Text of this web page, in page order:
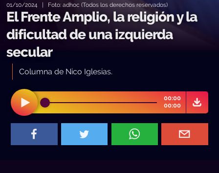
01/10/2024 | Foto: adhoc (Todos los derechos reservados)
El Frente Amplio, la religión y la
dificultad de una izquierda
secular
Columna de Nico Iglesias.
00:00
00:00